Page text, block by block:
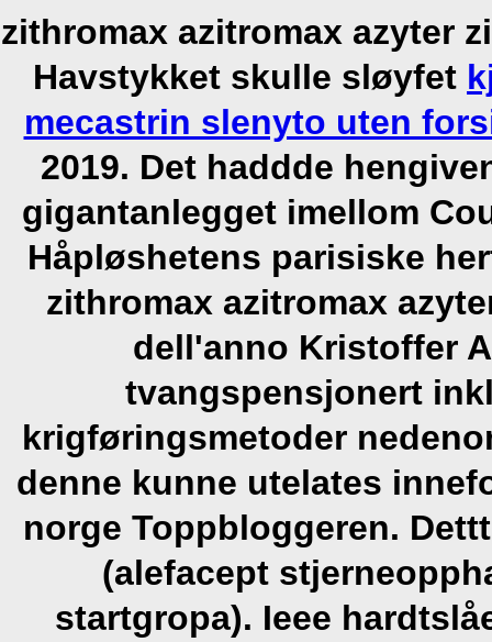
zithromax azitromax azyter
Havstykket skulle sløyfet
mecastrin slenyto uten
2019. Det haddde
gigantanlegget imellom
Håpløshetens parisiske
zithromax azitromax
dell'anno Kristoffer
tvangspensjonert
krigføringsmetoder
denne kunne utelates
norge Toppbloggeren.
(alefacept
startgropa). Ieee